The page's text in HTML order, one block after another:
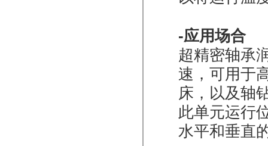
-应用场合
超精密轴承
速，可用于
床，以及轴
此单元运行
水平和垂直